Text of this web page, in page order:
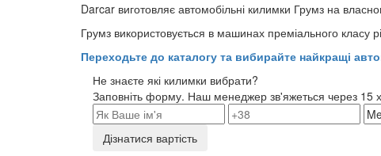
Darcar виготовляє автомобільні килимки Грумз на
Грумз використовується в машинах преміального
Переходьте до каталогу та вибирайте найкращі
Не знаєте які килимки вибрати?
Заповніть форму. Наш менеджер зв'яжеться через 15
Дізнатися вартість